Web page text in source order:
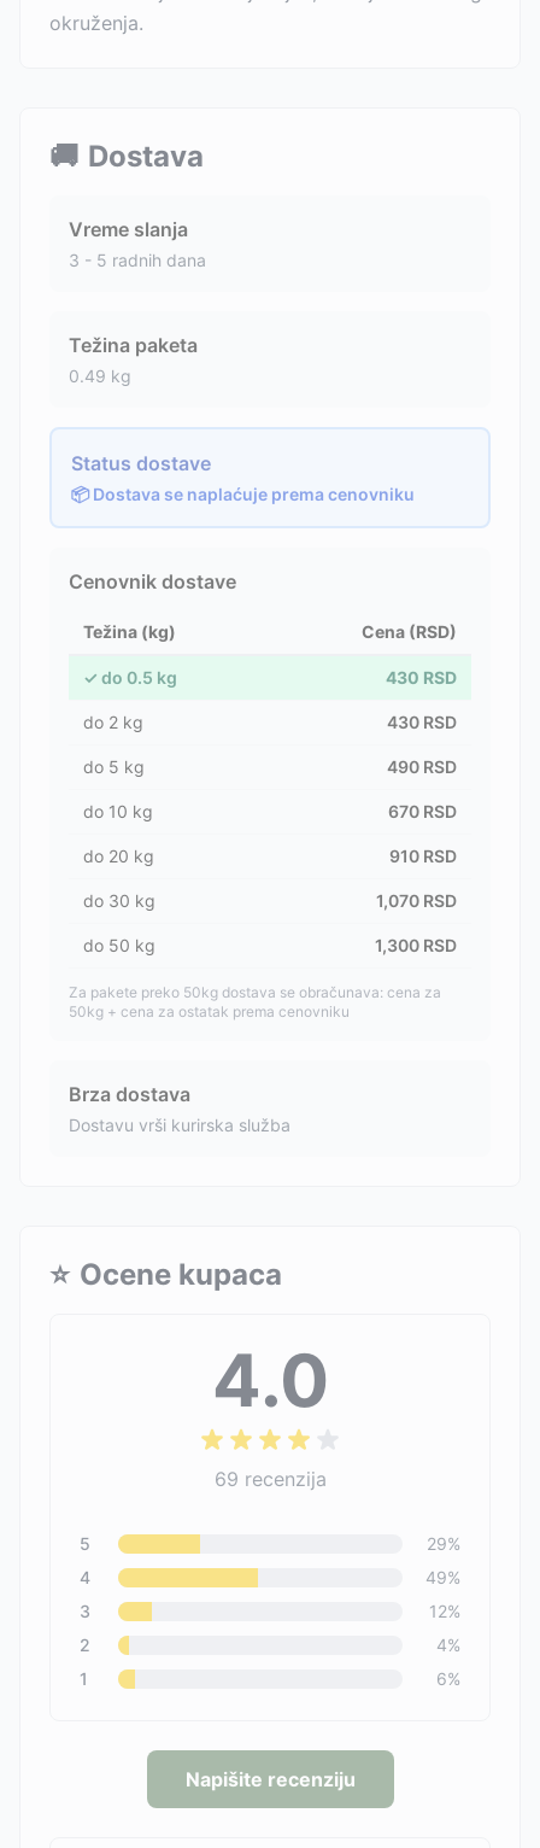
okruženja.
🚚 Dostava
Vreme slanja
3 - 5 radnih dana
Težina paketa
0.49 kg
Status dostave
📦 Dostava se naplaćuje prema cenovniku
Cenovnik dostave
Težina (kg) Cena (RSD)
✓ do 0.5 kg 430 RSD
do 2 kg 430 RSD
do 5 kg 490 RSD
do 10 kg 670 RSD
do 20 kg 910 RSD
do 30 kg 1,070 RSD
do 50 kg 1,300 RSD
Za pakete preko 50kg dostava se obračunava: cena za
50kg + cena za ostatak prema cenovniku
Brza dostava
Dostavu vrši kurirska služba
⭐ Ocene kupaca
4.0
69 recenzija
5 29%
4
49%
3
12%
2
4%
1
6%
Napišite recenziju